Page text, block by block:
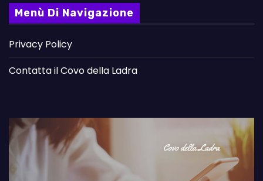
Menù Di Navigazione
Privacy Policy
Contatta il Covo della Ladra